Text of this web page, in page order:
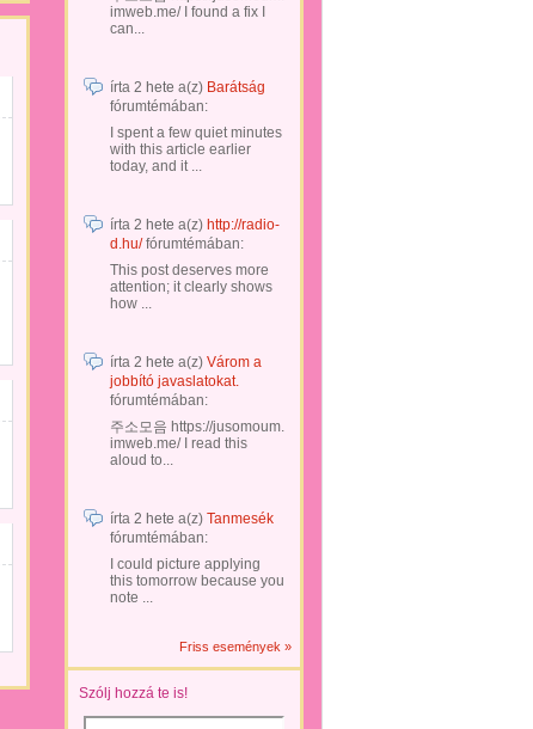
imweb.me/ I found a fix I
can...
írta 2 hete a(z) Barátság
fórumtémában:
I spent a few quiet minutes
with this article earlier
today, and it ...
írta 2 hete a(z) http://radio-
d.hu/fórumtémában:
This post deserves more
attention; it clearly shows
how ...
írta 2 hete a(z) Várom a
jobbító javaslatokat.
fórumtémában:
주소모음 https://jusomoum.
imweb.me/ I read this
aloud to...
írta 2 hete a(z) Tanmesék
fórumtémában:
I could picture applying
this tomorrow because you
note ...
Friss események »
Szólj hozzá te is!